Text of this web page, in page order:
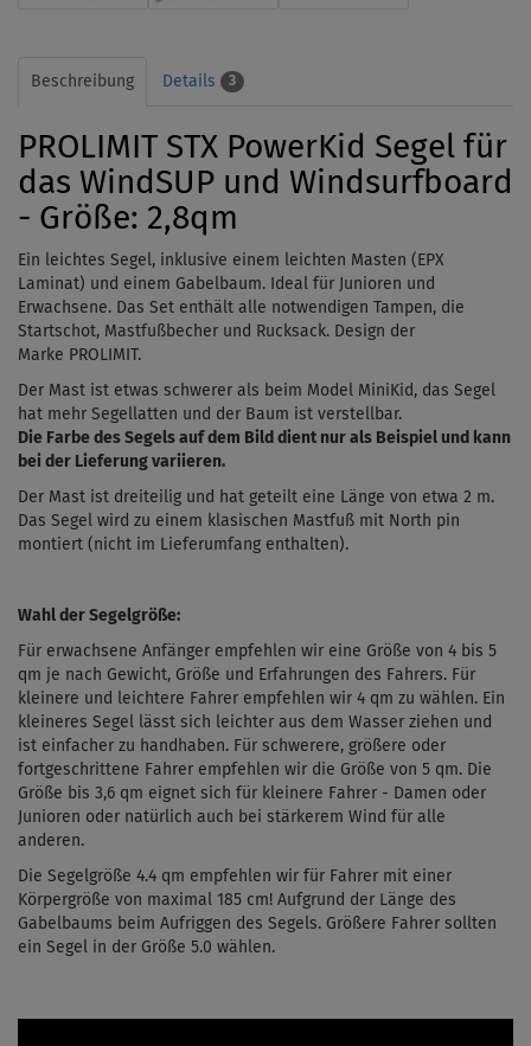
Beschreibung Details 3
PROLIMIT STX PowerKid Segel für
das WindSUP und Windsurfboard
- Größe: 2,8qm
Ein leichtes Segel, inklusive einem leichten Masten (EPX
Laminat) und einem Gabelbaum. Ideal für Junioren und
Erwachsene. Das Set enthält alle notwendigen Tampen, die
Startschot, Mastfußbecher und Rucksack. Design der
Marke PROLIMIT.
Der Mast ist etwas schwerer als beim Model MiniKid, das Segel
hat mehr Segellatten und der Baum ist verstellbar.
Die Farbe des Segels auf dem Bild dient nur als Beispiel und kann
bei der Lieferung variieren.
Der Mast ist dreiteilig und hat geteilt eine Länge von etwa 2 m.
Das Segel wird zu einem klasischen Mastfuß mit North pin
montiert (nicht im Lieferumfang enthalten).
Wahl der Segelgröße:
Für erwachsene Anfänger empfehlen wir eine Größe von 4 bis 5
qm je nach Gewicht, Größe und Erfahrungen des Fahrers. Für
kleinere und leichtere Fahrer empfehlen wir 4 qm zu wählen. Ein
kleineres Segel lässt sich leichter aus dem Wasser ziehen und
ist einfacher zu handhaben. Für schwerere, größere oder
fortgeschrittene Fahrer empfehlen wir die Größe von 5 qm. Die
Größe bis 3,6 qm eignet sich für kleinere Fahrer - Damen oder
Junioren oder natürlich auch bei stärkerem Wind für alle
anderen.
Die Segelgröße 4.4 qm empfehlen wir für Fahrer mit einer
Körpergröße von maximal 185 cm! Aufgrund der Länge des
Gabelbaums beim Aufriggen des Segels. Größere Fahrer sollten
ein Segel in der Größe 5.0 wählen.